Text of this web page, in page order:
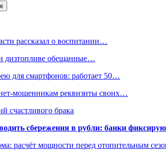
рассказал о воспитании…
дизтопливе обещанные…
для смартфонов: работает 50…
мошенникам реквизиты своих…
счастливого брака
сбережения в рубли: банки
расчёт мощности перед отопительным